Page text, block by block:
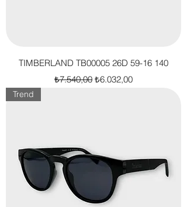
TIMBERLAND TB00005 26D 59-16 140
Normal Fiyat
₺7.540,00 İndirimli Fiyat
₺6.032,00
Trend